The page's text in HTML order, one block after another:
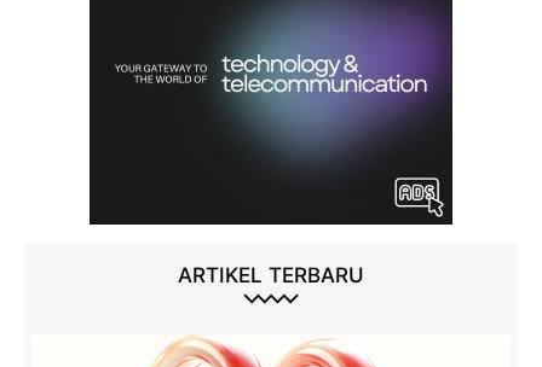
ARTIKEL TERBARU